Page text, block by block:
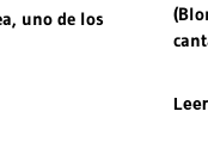
uno de los